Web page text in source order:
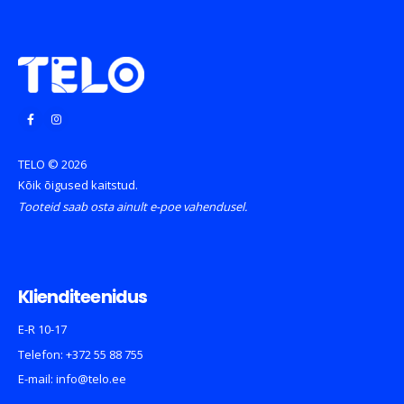
TELO © 2026
Kõik õigused kaitstud.
Tooteid saab osta ainult e-poe vahendusel.
Klienditeenidus
E-R 10-17
Telefon: +372 55 88 755
E-mail: info@telo.ee